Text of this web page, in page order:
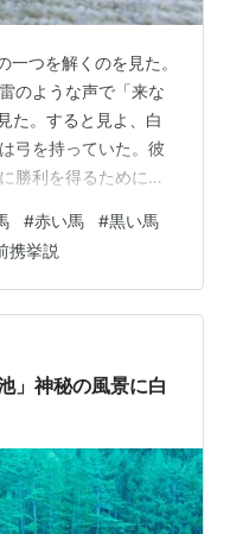
一つを解くのを見た。
のような声で「来な
た。すると見よ、白
弓を持っていた。彼
勝利を得るために出
を聞いた。4 すると
。それに乗っている
許された。人々が互
。また、彼に大きな
印を解いたとき、私
言うの…
#赤い馬 #黒い馬
携挙説
」神秘の風景に白